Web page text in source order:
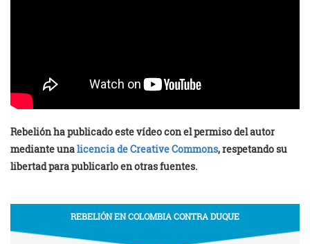
Rebelión ha publicado este vídeo con el permiso del autor
mediante unalicencia de Creative Commons, respetando su
libertad para publicarlo en otras fuentes.
REBELIÓN EN COLOMBIA CONTRA DUQUE